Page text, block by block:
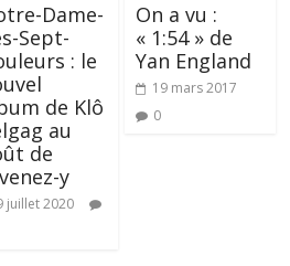
Dame-
Sept-
: le
de Klô
au
de
y
juillet 2020
On a vu :
« 1:54 » de
Yan England
19 mars 2017
0